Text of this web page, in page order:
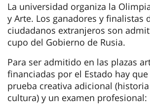
La universidad organiza la
y Arte. Los ganadores y finalistas
ciudadanos extranjeros son
cupo del Gobierno de Rusia.
Para ser admitido en las plazas
financiadas por el Estado hay
prueba creativa adicional
cultura) y un examen profesional: